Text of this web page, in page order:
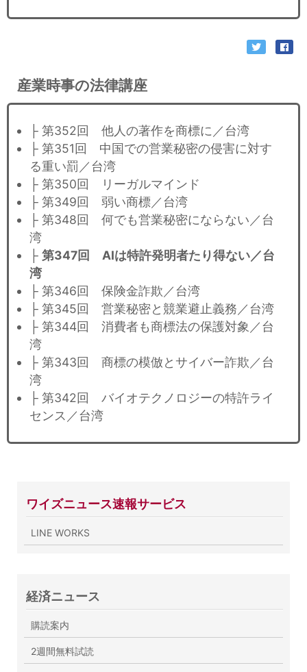
産業時事の法律講座
├ 第352回 他人の著作を商標に／台湾
├ 第351回 中国での営業秘密の侵害に対す
る重い罰／台湾
├ 第350回 リーガルマインド
├ 第349回 弱い商標／台湾
├ 第348回 何でも営業秘密にならない／台
湾
├ 第347回 AIは特許発明者たり得ない／台
湾
├ 第346回 保険金詐欺／台湾
├ 第345回 営業秘密と競業避止義務／台湾
├ 第344回 消費者も商標法の保護対象／台
湾
├ 第343回 商標の模倣とサイバー詐欺／台
湾
├ 第342回 バイオテクノロジーの特許ライ
センス／台湾
ワイズニュース速報サービス
LINE WORKS
経済ニュース
購読案内
2週間無料試読